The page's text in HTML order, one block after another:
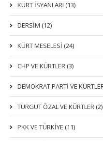
KÜRT İSYANLARI (13)
DERSIM (12)
KÜRT MESELESİ (24)
CHP VE KÜRTLER (3)
DEMOKRAT PARTI VE
TURGUT ÖZAL VE KÜRTLER (2)
PKK VE TÜRKIYE (11)